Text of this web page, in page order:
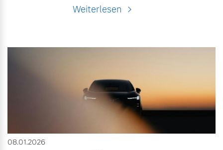
Weiterlesen
08.01.2026